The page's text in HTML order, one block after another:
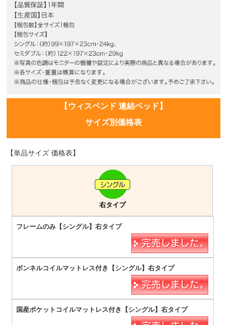
【ウィスペンド 連結ベッド】
サイズ別価格表
【単品サイズ 価格表】
右タイプ